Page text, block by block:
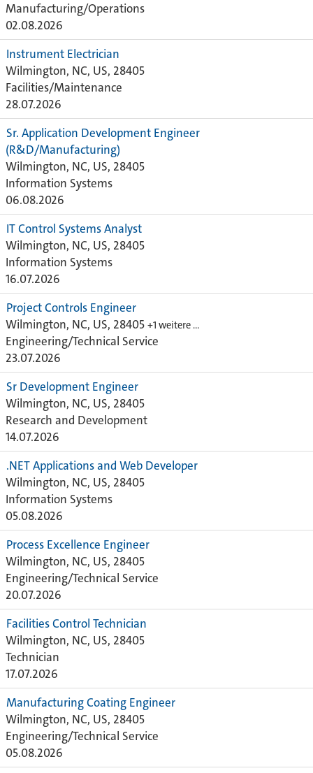
Manufacturing/Operations
02.08.2026
Instrument Electrician
Wilmington, NC, US, 28405
Facilities/Maintenance
28.07.2026
Sr. Application Development Engineer
(R&D/Manufacturing)
Wilmington, NC, US, 28405
Information Systems
06.08.2026
IT Control Systems Analyst
Wilmington, NC, US, 28405
Information Systems
16.07.2026
Project Controls Engineer
Wilmington, NC, US, 28405 +1 weitere …
Engineering/Technical Service
23.07.2026
Sr Development Engineer
Wilmington, NC, US, 28405
Research and Development
14.07.2026
.NET Applications and Web Developer
Wilmington, NC, US, 28405
Information Systems
05.08.2026
Process Excellence Engineer
Wilmington, NC, US, 28405
Engineering/Technical Service
20.07.2026
Facilities Control Technician
Wilmington, NC, US, 28405
Technician
17.07.2026
Manufacturing Coating Engineer
Wilmington, NC, US, 28405
Engineering/Technical Service
05.08.2026